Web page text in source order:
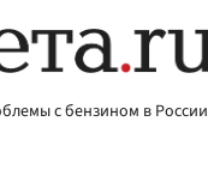
с бензином в России